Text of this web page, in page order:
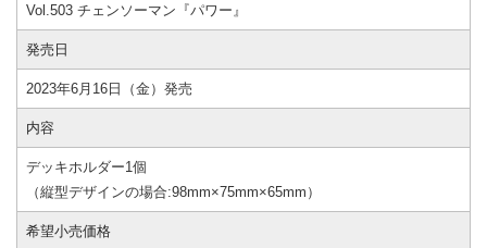
Vol.503 チェンソーマン『パワー』
発売日
2023年6月16日（金）発売
内容
デッキホルダー1個
（縦型デザインの場合:98mm×75mm×65mm）
希望小売価格